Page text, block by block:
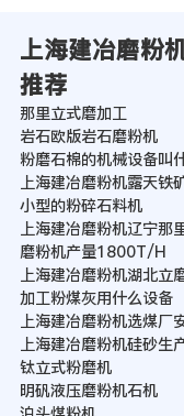
上海建冶磨粉
推荐
那里立式磨加工
岩石欧版岩石磨粉机
粉磨石棉的机械设备叫
上海建冶磨粉机露天铁
小型的粉碎石料机
上海建冶磨粉机辽宁那
磨粉机产量1800T/H
上海建冶磨粉机湖北立
加工粉煤灰用什么设备
上海建冶磨粉机选煤厂
上海建冶磨粉机硅砂生
钛立式粉磨机
明矾液压磨粉机石机